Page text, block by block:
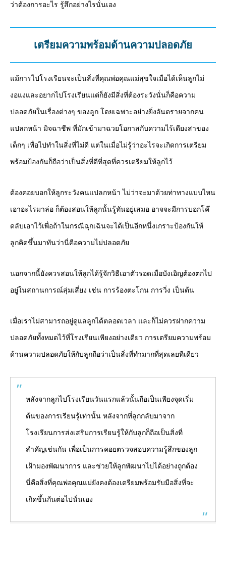
ว่าต้องการอะไร รู้สึกอย่างไรนั่นเอง
เตรียมความพร้อมด้านความปลอดภัย
แม้การไปโรงเรียนจะเป็นสิ่งที่คุณพ่อคุณแม่สุขใจเมื่อได้เห็นลูกไม่
งอแงและอยากไปโรงเรียนแต่ก็ยังมีสิ่งที่ต้องระวังนั่นก็คือความ
ปลอดภัยในเรื่องต่างๆ ของลูก โดยเฉพาะอย่างยิ่งอันตรายจากคน
แปลกหน้า มิจฉาชีพ ที่มักเข้ามาฉวยโอกาสกับความไร้เดียงสาของ
เด็กๆ เพื่อไปทำในสิ่งที่ไม่ดี แต่ในเมื่อไม่รู้ว่าอะไรจะเกิดการเตรียม
พร้อมป้องกันก็ถือว่าเป็นสิ่งที่ดีที่สุดที่ควรเตรียมให้ลูกไว้
ต้องคอยบอกให้ลูกระวังคนแปลกหน้า ไม่ว่าจะมาด้วยท่าทางแบบไหน
เอาอะไรมาล่อ ก็ต้องสอนให้ลูกนั้นรู้ทันอยู่เสมอ อาจจะมีการบอกโค๊
ดลับเอาไว้เพื่อถ้าในกรณีฉุกเฉินจะได้เป็นอีกหนึ่งเกราะป้องกันให้
ลูกคิดขึ้นมาทันว่านี่คือความไม่ปลอดภัย
นอกจากนี้ยังควรสอนให้ลูกได้รู้จักวิธีเอาตัวรอดเมื่อบังเอิญต้องตกไป
อยู่ในสถานการณ์สุ่มเสี่ยง เช่น การร้องตะโกน การวิ่ง เป็นต้น
เมื่อเราไม่สามารถอยู่ดูแลลูกได้ตลอดเวลา และก็ไม่ควรฝากความ
ปลอดภัยทั้งหมดไว้ที่โรงเรียนเพียงอย่างเดียว การเตรียมความพร้อม
ด้านความปลอดภัยให้กับลูกถือว่าเป็นสิ่งที่ทำมากที่สุดเลยทีเดียว
หลังจากลูกไปโรงเรียนวันแรกแล้วนั้นถือเป็นเพียงจุดเริ่ม
ต้นของการเรียนรู้เท่านั้น หลังจากที่ลูกกลับมาจาก
โรงเรียนการส่งเสริมการเรียนรู้ให้กับลูกก็ถือเป็นสิ่งที่
สำคัญเช่นกัน เพื่อเป็นการคอยตรวจสอบความรู้สึกของลูก
เฝ้ามองพัฒนาการ และช่วยให้ลูกพัฒนาไปได้อย่างถูกต้อง
นี่คือสิ่งที่คุณพ่อคุณแม่ยังคงต้องเตรียมพร้อมรับมือสิ่งที่จะ
เกิดขึ้นกันต่อไปนั่นเอง